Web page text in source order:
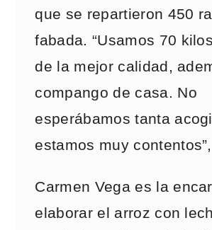
que se repartieron 450
fabada. “Usamos 70
de la mejor calidad,
compango de casa. No
esperábamos tanta
estamos muy
Carmen Vega es la
elaborar el arroz con